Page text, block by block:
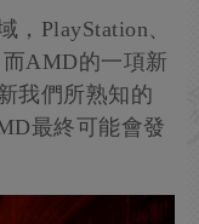
PlayStation、
AMD的一項新
我們所熟知的
最終可能會發